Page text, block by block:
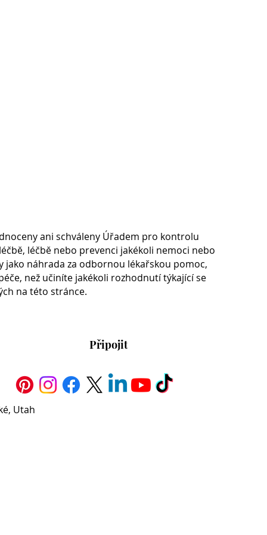
ani schváleny Úřadem pro kontrolu
léčbě nebo prevenci jakékoli nemoci nebo
jako náhrada za odbornou lékařskou pomoc,
než učiníte jakékoli rozhodnutí týkající se
na této stránce.
Připojit
Utah